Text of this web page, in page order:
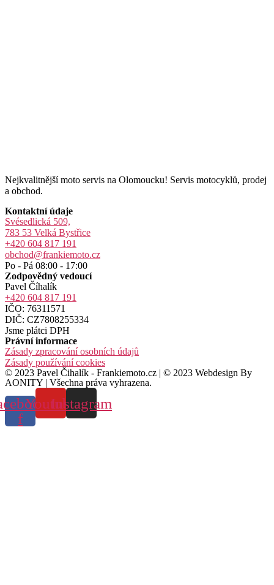
Nejkvalitnější moto servis na Olomoucku! Servis motocyklů, prodej
a obchod.
Kontaktní údaje
Svésedlická 509,
783 53 Velká Bystřice
+420 604 817 191
obchod@frankiemoto.cz
Po - Pá 08:00 - 17:00
Zodpovědný vedoucí
Pavel Číhalík
+420 604 817 191
IČO: 76311571
DIČ: CZ7808255334
Jsme plátci DPH
Právní informace
Zásady zpracování osobních údajů
Zásady používání cookies
© 2023 Pavel Čihalík - Frankiemoto.cz | © 2023 Webdesign By
AONITY | Všechna práva vyhrazena.
f
YoutubeInstagram